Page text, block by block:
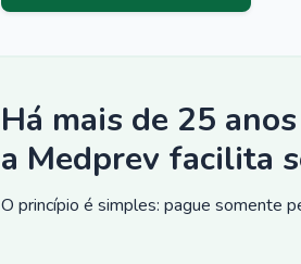
Há mais de 25 anos
a Medprev facilita
O princípio é simples: pague somente